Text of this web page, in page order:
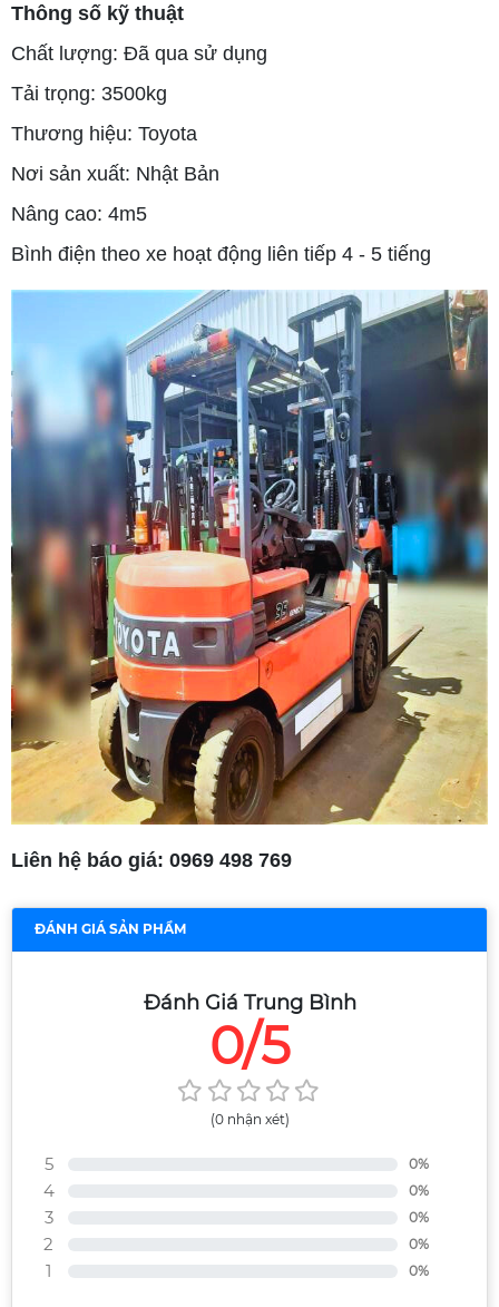
Thông số kỹ thuật
Chất lượng: Đã qua sử dụng
Tải trọng: 3500kg
Thương hiệu: Toyota
Nơi sản xuất: Nhật Bản
Nâng cao: 4m5
Bình điện theo xe hoạt động liên tiếp 4 - 5 tiếng
Liên hệ báo giá: 0969 498 769
ĐÁNH GIÁ SẢN PHẨM
Đánh Giá Trung Bình
0/5
(0 nhận xét)
5 0%
4 0%
3 0%
2 0%
1 0%